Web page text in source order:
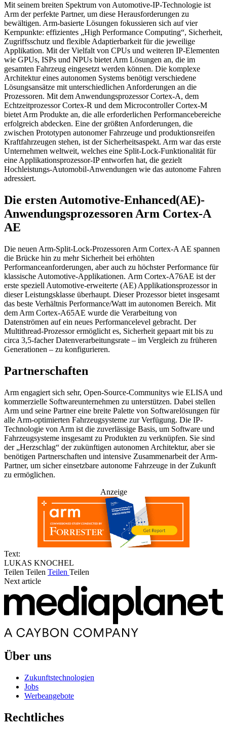
Mit seinem breiten Spektrum von Automotive-IP-Technologie ist
Arm der perfekte Partner, um diese Herausforderungen zu
bewältigen. Arm-basierte Lösungen fokussieren sich auf vier
Kernpunkte: effizientes „High Performance Computing“, Sicherheit,
Zugriffsschutz und flexible Adaptierbarkeit für die jeweilige
Applikation. Mit der Vielfalt von CPUs und weiteren IP-Elementen
wie GPUs, ISPs und NPUs bietet Arm Lösungen an, die im
gesamten Fahrzeug eingesetzt werden können. Die komplexe
Architektur eines autonomen Systems benötigt verschiedene
Lösungsansätze mit unterschiedlichen Anforderungen an die
Prozessoren. Mit dem Anwendungsprozessor Cortex-A, dem
Echtzeitprozessor Cortex-R und dem Microcontroller Cortex-M
bietet Arm Produkte an, die alle erforderlichen Performancebereiche
erfolgreich abdecken. Eine der größten Anforderungen, die
zwischen Prototypen autonomer Fahrzeuge und produktionsreifen
Kraftfahrzeugen stehen, ist der Sicherheitsaspekt. Arm war das erste
Unternehmen weltweit, welches eine Split-Lock-Funktionalität für
eine Applikationsprozessor-IP entworfen hat, die gezielt
Hochleistungs-Automobil-Anwendungen wie das autonome Fahren
adressiert.
Die ersten Automotive-Enhanced(AE)-
Anwendungsprozessoren Arm Cortex-A
AE
Die neuen Arm-Split-Lock-Prozessoren Arm Cortex-A AE spannen
die Brücke hin zu mehr Sicherheit bei erhöhten
Performanceanforderungen, aber auch zu höchster Performance für
klassische Automotive-Applikationen. Arm Cortex-A76AE ist der
erste speziell Automotive-erweiterte (AE) Applikationsprozessor in
dieser Leistungsklasse überhaupt. Dieser Prozessor bietet insgesamt
das beste Verhältnis Performance/Watt im autonomen Bereich. Mit
dem Arm Cortex-A65AE wurde die Verarbeitung von
Datenströmen auf ein neues Performancelevel gebracht. Der
Multithread-Prozessor ermöglicht es, Sicherheit gepaart mit bis zu
circa 3,5-facher Datenverarbeitungsrate – im Vergleich zu früheren
Generationen – zu konfigurieren.
Partnerschaften
Arm engagiert sich sehr, Open-Source-Communitys wie ELISA und
kommerzielle Softwareunternehmen zu unterstützen. Dabei stellen
Arm und seine Partner eine breite Palette von Softwarelösungen für
alle Arm-optimierten Fahrzeugsysteme zur Verfügung. Die IP-
Technologie von Arm ist die zuverlässige Basis, um Software und
Fahrzeugsysteme insgesamt zu Produkten zu verknüpfen. Sie sind
der „Herzschlag“ der zukünftigen autonomen Architektur, aber sie
benötigen Partnerschaften und intensive Zusammenarbeit der Arm-
Partner, um sicher einsetzbare autonome Fahrzeuge in der Zukunft
zu ermöglichen.
Anzeige
Text:
LUKAS KNOCHEL
Teilen Teilen Teilen Teilen
Next article
Über uns
Zukunftstechnologien
Jobs
Werbeangebote
Rechtliches